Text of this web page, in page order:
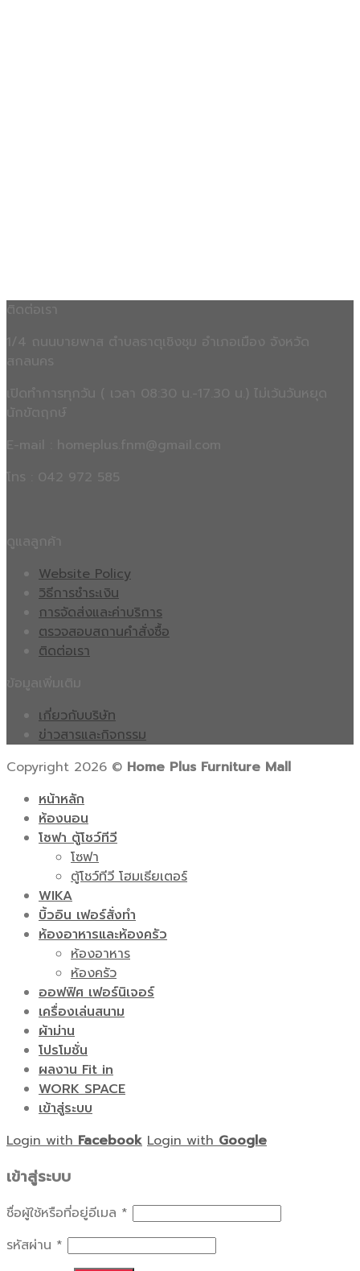
1/4 ถนนบายพาส ตำบลธาตุเชิงชุม อำเภอเมือง จังหวัด
เปิดทำการทุกวัน ( เวลา 08:30 น.-17.30 น.) ไม่เว้นวันหยุด
E-mail : homeplus.fnm@gmail.com
โทร : 042 972 585
Website Policy
วิธีการชำระเงิน
การจัดส่งและค่าบริการ
ตรวจสอบสถานคำสั่งซื้อ
ติดต่อเรา
เกี่ยวกับบริษัท
ข่าวสารและกิจกรรม
Copyright 2026 © Home Plus Furniture Mall
หน้าหลัก
ห้องนอน
โซฟา ตู้โชว์ทีวี
โซฟา
ตู้โชว์ทีวี โฮมเธียเตอร์
WIKA
บิ้วอิน เฟอร์สั่งทำ
ห้องอาหารและห้องครัว
ห้องอาหาร
ห้องครัว
ออฟฟิศ เฟอร์นิเจอร์
เครื่องเล่นสนาม
ผ้าม่าน
โปรโมชั่น
ผลงาน Fit in
WORK SPACE
เข้าสู่ระบบ
Login withFacebook Login withGoogle
เข้าสู่ระบบ
ชื่อผู้ใช้หรือที่อยู่อีเมล *
รหัสผ่าน *